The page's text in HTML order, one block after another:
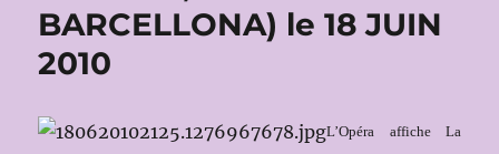
BARCELLONA) le 18 JUIN
2010
L’Opéra affiche La